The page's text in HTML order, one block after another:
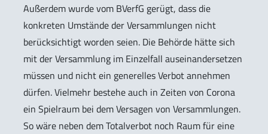
Außerdem wurde vom BVerfG gerügt, dass die
konkreten Umstände der Versammlungen nicht
berücksichtigt worden seien. Die Behörde hätte sich
mit der Versammlung im Einzelfall auseinandersetzen
müssen und nicht ein generelles Verbot annehmen
dürfen. Vielmehr bestehe auch in Zeiten von Corona
ein Spielraum bei dem Versagen von Versammlungen.
So wäre neben dem Totalverbot noch Raum für eine